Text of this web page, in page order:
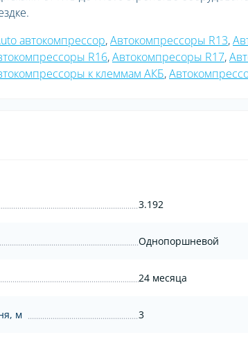
автокомпрессор,Автокомпрессоры R13,
R16,Автокомпресоры R17,
к клеммам АКБ,
3.192
Однопоршневой
24 месяца
м 3